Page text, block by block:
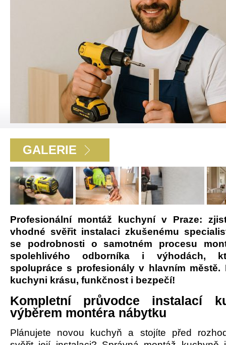
GALERIE
Profesionální montáž kuchyní v Praze:
vhodné svěřit instalaci zkušenému
se podrobnosti o samotném procesu
spolehlivého odborníka i výhodách,
spolupráce s profesionály v hlavním městě.
kuchyni krásu, funkčnost i bezpečí!
Kompletní průvodce instalací
výběrem montéra nábytku
Plánujete novou kuchyň a stojíte před